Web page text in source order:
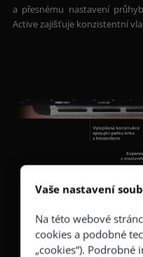
a přesnému nastavení
Active zajišťuje konzistentní
Vaše nastavení
Na této webové
cookies a podobné
„cookies“).